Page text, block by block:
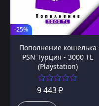
-25%
Пополнение кошелька
PSN Турция - 3000 TL
(Playstation)
9 443 ₽